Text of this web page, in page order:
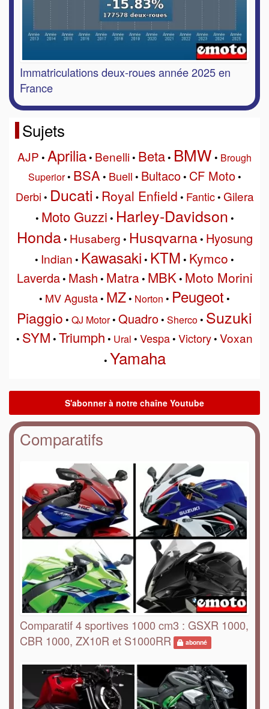
Immatriculations deux-roues année 2025 en
France
Sujets
AJP • Aprilia• Benelli• Beta• BMW • Brough
Superior• BSA• Buell • Bultaco• CF Moto•
Derbi • Ducati • Royal Enfield • Fantic• Gilera
• Moto Guzzi • Harley-Davidson •
Honda• Husaberg • Husqvarna• Hyosung
• Indian • Kawasaki • KTM • Kymco •
Laverda• Mash • Matra• MBK• Moto Morini
• MV Agusta• MZ• Norton • Peugeot •
Piaggio • QJ Motor• Quadro• Sherco• Suzuki
• SYM • Triumph • Ural • Vespa• Victory• Voxan
• Yamaha
Comparatifs
Comparatif 4 sportives 1000 cm3 : GSXR 1000,
CBR 1000, ZX10R et S1000RR
abonné